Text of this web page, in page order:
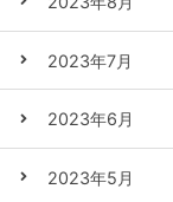
2023年7月
2023年6月
2023年5月